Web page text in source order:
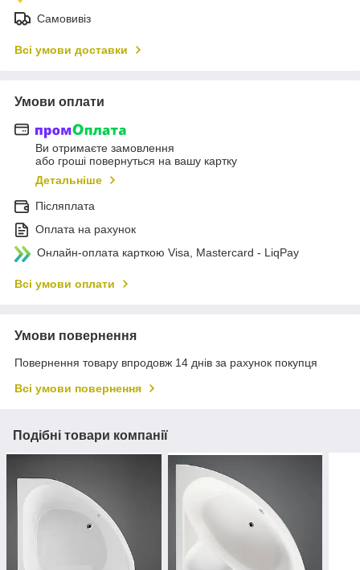
Самовивіз
Всі умови доставки
Умови оплати
Ви отримаєте замовлення
або гроші повернуться на вашу картку
Детальніше
Післяплата
Оплата на рахунок
Онлайн-оплата карткою Visa, Mastercard - LiqPay
Всі умови оплати
Умови повернення
Повернення товару впродовж 14 днів за рахунок покупця
Всі умови повернення
Подібні товари компанії